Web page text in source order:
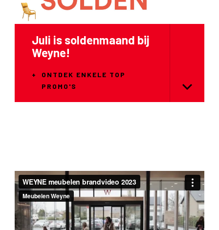
Nieuw in ons gamma
ONTDEK ONZE
BUITENCOLLECTIE VAN
NARDI